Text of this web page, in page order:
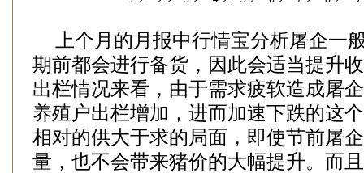
上个月的月报中行情宝分析屠企一
期前都会进行备货，因此会适当提升
出栏情况来看，由于需求疲软造成屠
养殖户出栏增加，进而加速下跌的这
相对的供大于求的局面，即使节前屠
量，也不会带来猪价的大幅提升。而